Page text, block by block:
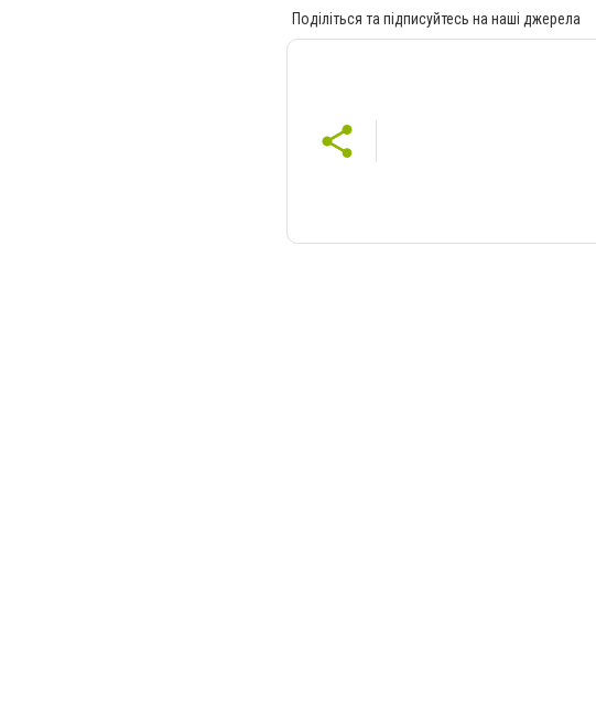
Поділіться та підписуйтесь на наші джерела